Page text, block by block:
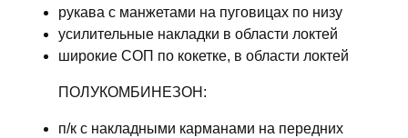
рукава с манжетами на пуговицах по низу
усилительные накладки в области локтей
широкие СОП по кокетке, в области локтей
ПОЛУКОМБИНЕЗОН:
п/к с накладными карманами на передних